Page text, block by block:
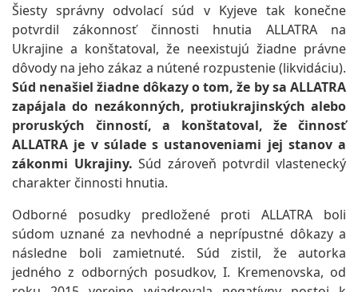
Šiesty správny odvolací súd v Kyjeve tak konečne
potvrdil zákonnosť činnosti hnutia ALLATRA na
Ukrajine a konštatoval, že neexistujú žiadne právne
dôvody na jeho zákaz a nútené rozpustenie (likvidáciu).
Súd nenašiel žiadne dôkazy o tom, že by sa ALLATRA
zapájala do nezákonných, protiukrajinských alebo
proruských činností, a konštatoval, že činnosť
ALLATRA je v súlade s ustanoveniami jej stanov a
zákonmi Ukrajiny. Súd zároveň potvrdil vlastenecký
charakter činnosti hnutia.
Odborné posudky predložené proti ALLATRA boli
súdom uznané za nevhodné a neprípustné dôkazy a
následne boli zamietnuté. Súd zistil, že autorka
jedného z odborných posudkov, I. Kremenovska, od